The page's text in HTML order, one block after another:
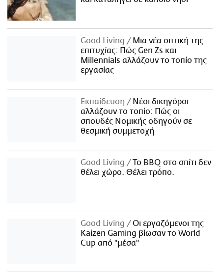
Good Living
Μια νέα οπτική της
επιτυχίας: Πώς Gen Zs και
Millennials αλλάζουν το τοπίο της
εργασίας
Εκπαίδευση
Νέοι δικηγόροι
αλλάζουν το τοπίο: Πώς οι
σπουδές Νομικής οδηγούν σε
θεσμική συμμετοχή
Good Living
Το BBQ στο σπίτι δεν
θέλει χώρο. Θέλει τρόπο.
Good Living
Οι εργαζόμενοι της
Kaizen Gaming βίωσαν το World
Cup από "μέσα"